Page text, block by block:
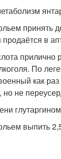
принять
продаётся в
прилично
По
как
но не
глутаргином
выпить